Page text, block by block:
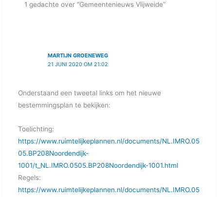
voordragen. Voor Plan Tij
1 gedachte over “Gemeentenieuws Vlijweide”
MARTIJN GROENEWEG
21 JUNI 2020 OM 21:02
Onderstaand een tweetal links om het nieuwe
bestemmingsplan te bekijken:
Toelichting:
https://www.ruimtelijkeplannen.nl/documents/NL.IMRO.05
05.BP208Noordendijk-
1001/t_NL.IMRO.0505.BP208Noordendijk-1001.html
Regels:
https://www.ruimtelijkeplannen.nl/documents/NL.IMRO.05